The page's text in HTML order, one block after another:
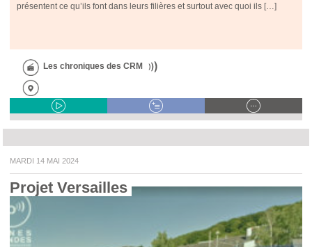
présentent ce qu’ils font dans leurs filières et surtout avec quoi ils […]
Les chroniques des CRM
MARDI 14 MAI 2024
Projet Versailles